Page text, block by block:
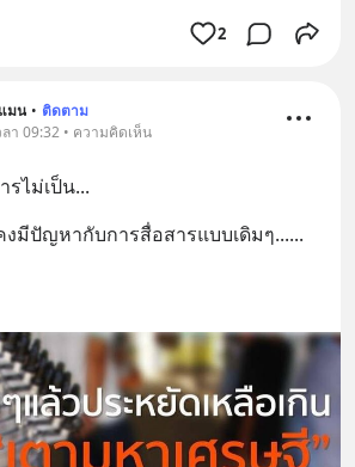
2
มน • ติดตาม
า 09:32 • ความคิดเห็น
ไม่เป็น...
งมีปัญหากับการสื่อสารแบบเดิมๆ...